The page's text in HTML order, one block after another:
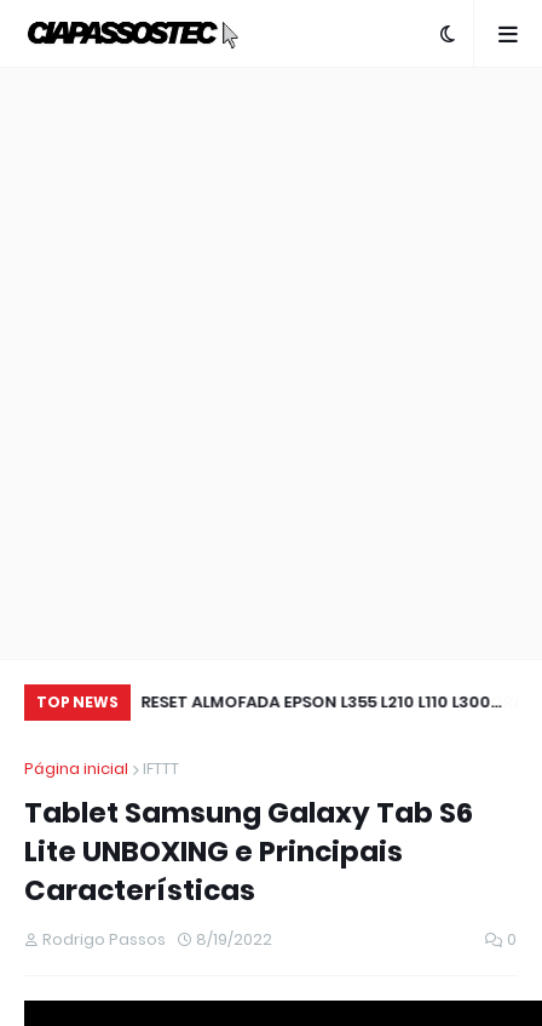
TOP NEWS
IMPRESSORA
RESET ALMOFADA EPSON L355 L210 L110 L300
Página inicial IFTTT
Tablet Samsung Galaxy Tab S6
Lite UNBOXING e Principais
Características
Rodrigo Passos 8/19/2022 0